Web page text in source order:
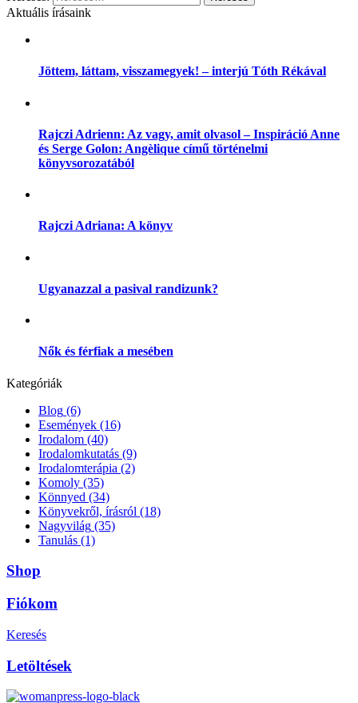
Aktuális írásaink
Jöttem, láttam, visszamegyek! – interjú Tóth Rékával
Rajczi Adrienn: Az vagy, amit olvasol – Inspiráció Anne
és Serge Golon: Angèlique című történelmi
könyvsorozatából
Rajczi Adriana: A könyv
Ugyanazzal a pasival randizunk?
Nők és férfiak a mesében
Kategóriák
Blog (6)
Események (16)
Irodalom (40)
Irodalomkutatás (9)
Irodalomterápia (2)
Komoly (35)
Könnyed (34)
Könyvekről, írásról (18)
Nagyvilág (35)
Tanulás (1)
Shop
Fiókom
Keresés
Letöltések